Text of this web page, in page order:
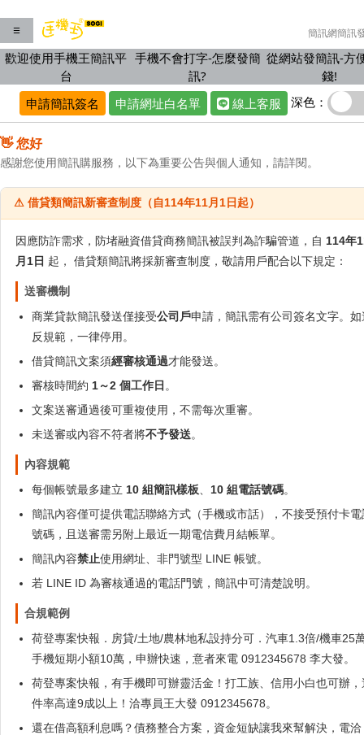
☰ 簡訊網簡訊
歡迎使用手機王簡訊平
台
手機不會打字-怎麼發簡
訊?
從網站發簡訊-方
錢!
申請簡訊簽名
申請網址白名單 線上客服 深色：
👋 您好
感謝您使用簡訊購服務，以下為重要公告與個人通知，請詳閱。
⚠ 借貸類簡訊新審查制度（自114年11月1日起）
因應防詐需求，防堵融資借貸商務簡訊被誤判為詐騙管道，自 114年
月1日 起， 借貸類簡訊將採新審查制度，敬請用戶配合以下規定：
送審機制
商業貸款簡訊發送僅接受公司戶申請，簡訊需有公司簽名文字。如
反規範，一律停用。
借貸簡訊文案須經審核通過才能發送。
審核時間約 1～2 個工作日 。
文案送審通過後可重複使用，不需每次重審。
未送審或內容不符者將不予發送。
內容規範
每個帳號最多建立 10 組簡訊樣板 10 組電話號碼。
簡訊內容僅可提供電話聯絡方式（手機或市話），不接受預付卡電
號碼，且送審需另附上最近一期電信費月結帳單。
簡訊內容禁止使用網址、非門號型 LINE 帳號。
若 LINE ID 為審核通過的電話門號，簡訊中可清楚說明。
合規範例
荷登專案快報．房貸/土地/農林地私設持分可．汽車1.3倍/機車25
手機短期小額10萬，申辦快速，意者來電 0912345678 李大發。
荷登專案快報，有手機即可辦靈活金！打工族、信用小白也可辦，
件率高達9成以上！洽專員王大發 0912345678。
還在借高額利息嗎？債務整合方案，資金短缺讓我來幫解決，電洽